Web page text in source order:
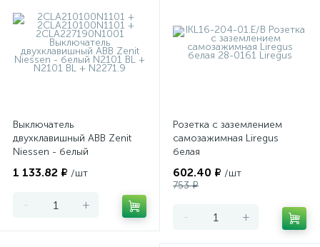
Выключатель
двухклавишный ABB Zenit
Niessen - белый
1 133.82 ₽ /шт
- +
Розетка с заземлением
самозажимная Liregus
белая
602.40 ₽ /шт
753 ₽
- +